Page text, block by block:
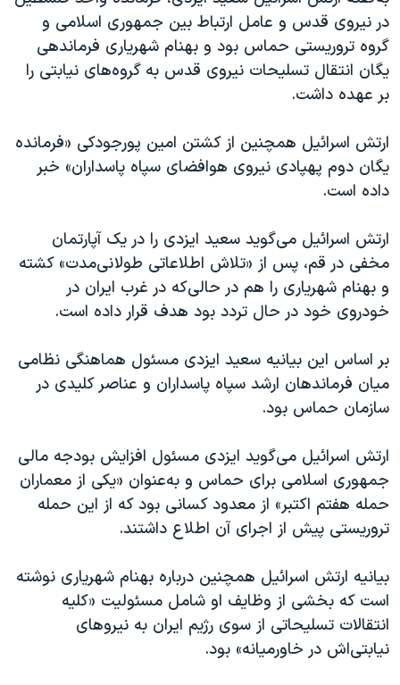
در نیروی قدس و عامل ارتباط بین جمهوری اسلامی و
گروه تروریستی حماس بود و بهنام شهریاری فرماندهی
یگان انتقال تسلیحات نیروی قدس به گروه‌های نیابتی را
بر عهده داشت.
ارتش اسرائیل همچنین از کشتن امین پورجودکی «فرمانده
یگان دوم پهپادی نیروی هوافضای سپاه پاسداران» خبر
داده است.
ارتش اسرائیل می‌گوید سعید ایزدی را در یک آپارتمان
مخفی در قم، پس از «تلاش اطلاعاتی طولانی‌مدت» کشته
و بهنام شهریاری را هم در حالی‌که در غرب ایران در
خودروی خود در حال تردد بود هدف قرار داده است.
بر اساس این بیانیه سعید ایزدی مسئول هماهنگی نظامی
میان فرماندهان ارشد سپاه پاسداران و عناصر کلیدی در
سازمان حماس بود.
ارتش اسرائیل می‌گوید ایزدی مسئول افزایش بودجه مالی
جمهوری اسلامی برای حماس و به‌عنوان «یکی از معماران
حمله هفتم اکتبر» از معدود کسانی بود که از این حمله
تروریستی پیش از اجرای آن اطلاع داشتند.
بیانیه ارتش اسرائیل همچنین درباره بهنام شهریاری نوشته
است که بخشی از وظایف او شامل مسئولیت «کلیه
انتقالات تسلیحاتی از سوی رژیم ایران به نیروهای
نیابتی‌اش در خاورمیانه» بود.